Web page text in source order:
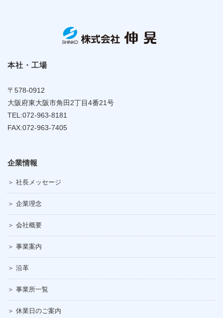
本社・工場
〒578-0912
大阪府東大阪市角田2丁目4番21号
TEL:072-963-8181
FAX:072-963-7405
企業情報
＞ 社長メッセージ
＞ 企業理念
＞ 会社概要
＞ 事業案内
＞ 沿革
＞ 事業所一覧
＞ 休業日のご案内